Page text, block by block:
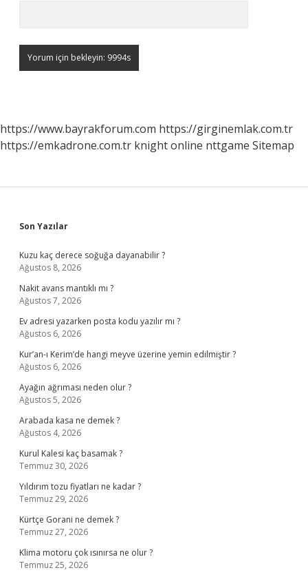
https://www.bayrakforum.com https://girginemlak.com.tr
https://emkadrone.com.tr knight online nttgame Sitemap
Sidebar
Son Yazılar
Kuzu kaç derece soğuğa dayanabilir ?
Ağustos 8, 2026
Nakit avans mantıklı mı ?
Ağustos 7, 2026
Ev adresi yazarken posta kodu yazılır mı ?
Ağustos 6, 2026
Kur’an-ı Kerim’de hangi meyve üzerine yemin edilmiştir ?
Ağustos 6, 2026
Ayağın ağrıması neden olur ?
Ağustos 5, 2026
Arabada kasa ne demek ?
Ağustos 4, 2026
Kurul Kalesi kaç basamak ?
Temmuz 30, 2026
Yıldırım tozu fiyatları ne kadar ?
Temmuz 29, 2026
Kürtçe Gorani ne demek ?
Temmuz 27, 2026
Klima motoru çok ısınırsa ne olur ?
Temmuz 25, 2026